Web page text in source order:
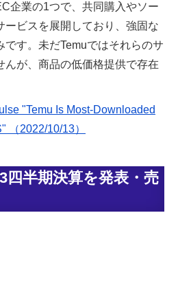
企業の1つで、共同購入やソー
ービスを展開しており、強固な
す。未だTemuではそれらのサ
んが、商品の低価格提供で存在
"Temu Is Most-Downloaded
（2022/10/13）
四半期決算を発表・売